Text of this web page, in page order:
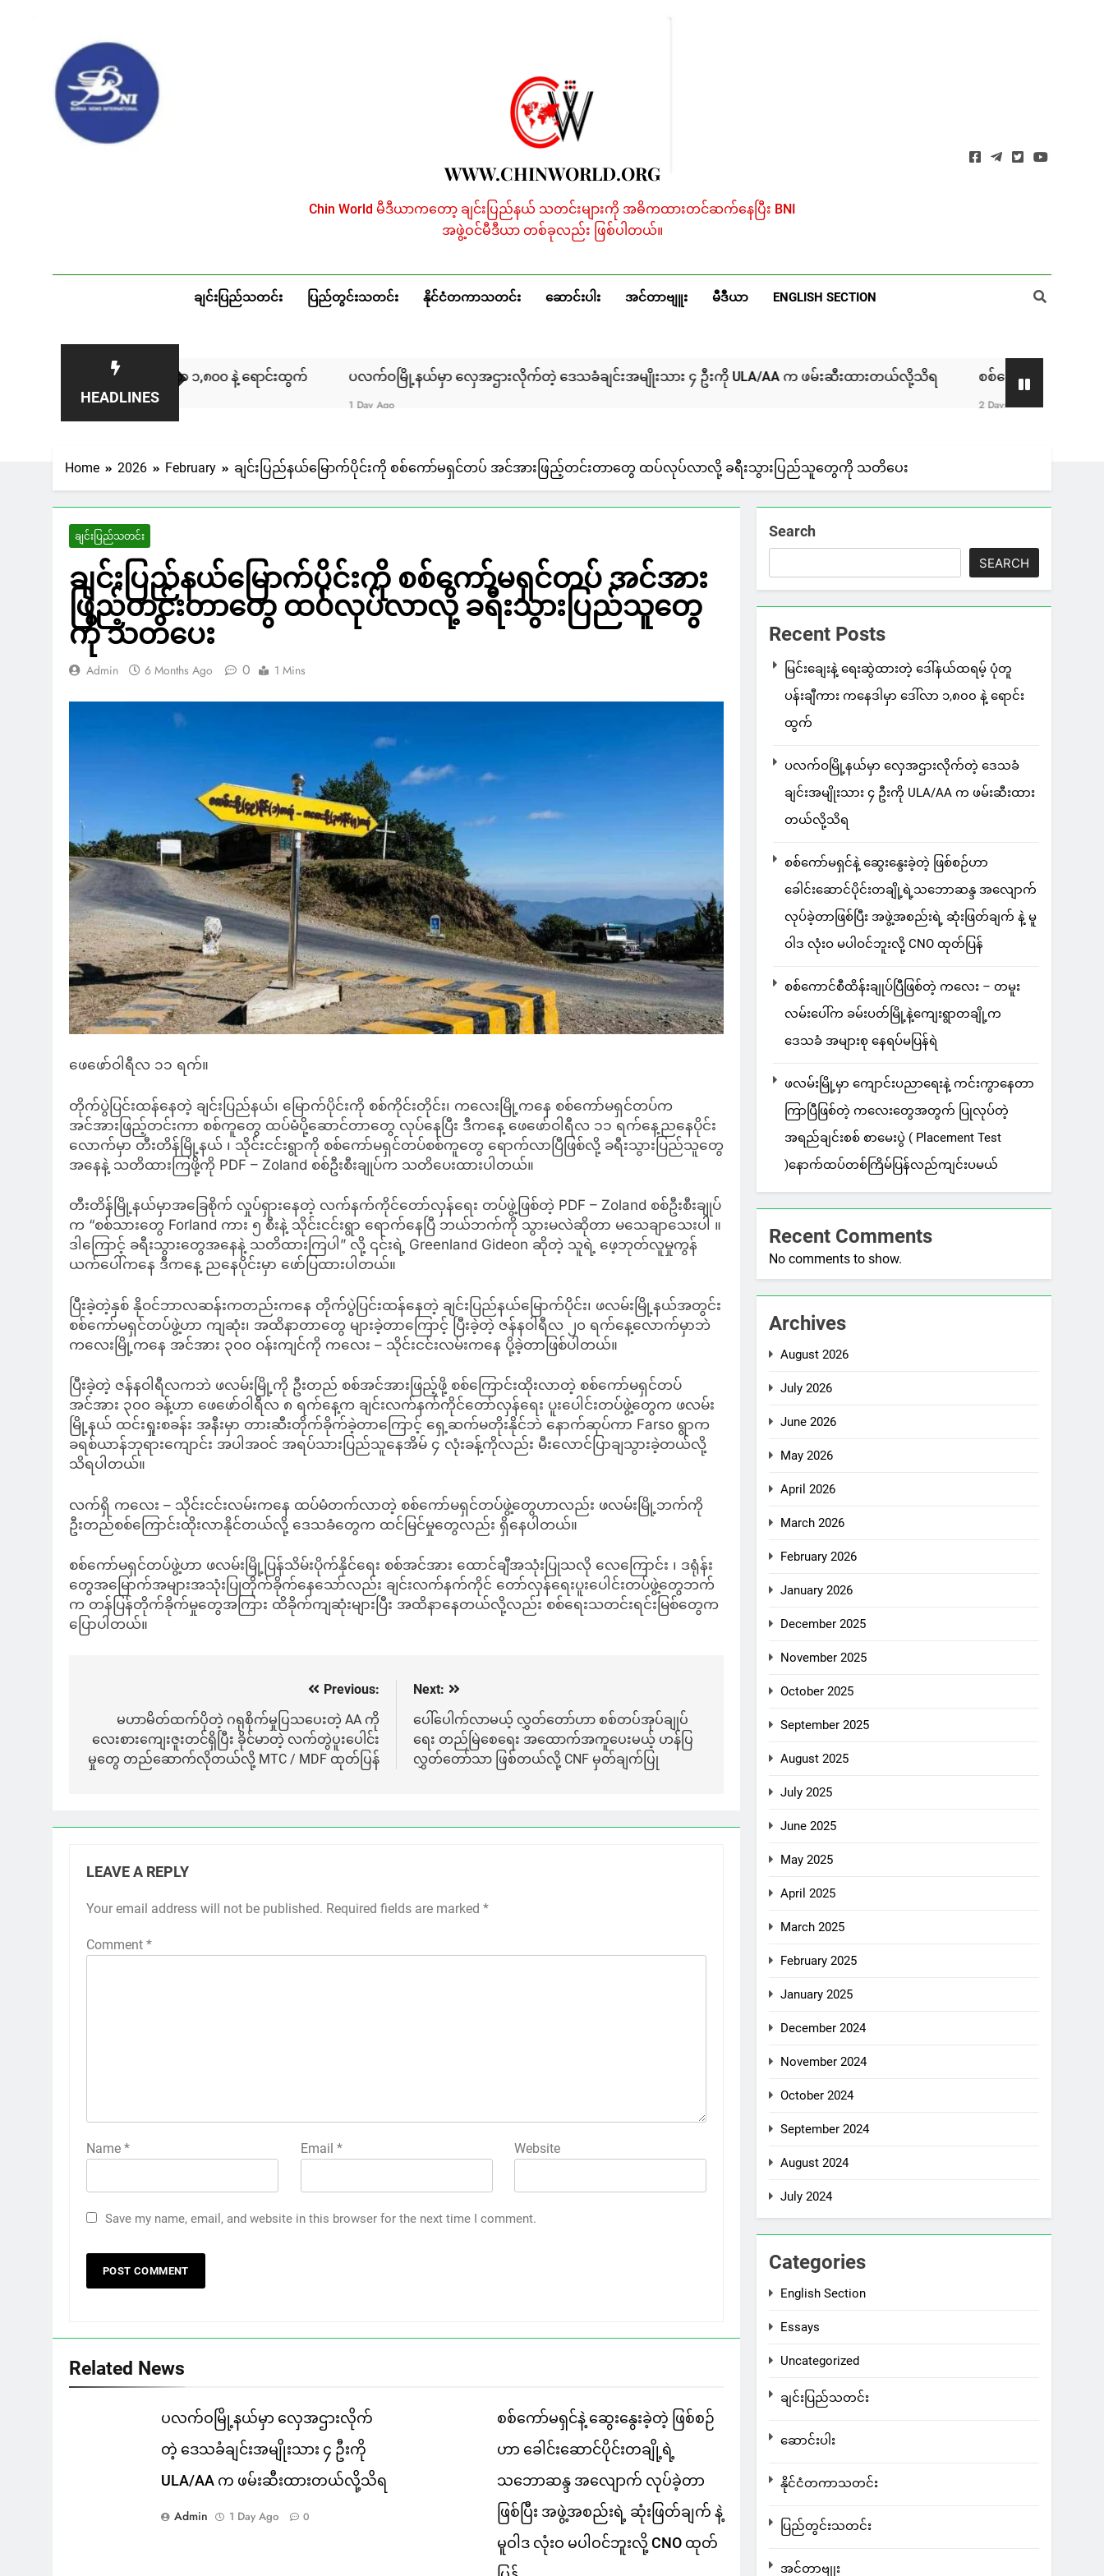
WWW.CHINWORLD.ORG
Chin World မီဒီယာကတော့ ချင်းပြည်နယ် သတင်းများကို အဓိကထားတင်ဆက်နေပြီး BNI
အဖွဲ့ဝင်မီဒီယာ တစ်ခုလည်း ဖြစ်ပါတယ်။
ချင်းပြည်သတင်း ပြည်တွင်းသတင်း နိုင်ငံတကာသတင်း ဆောင်းပါး အင်တာဗျူး မီဒီယာ ENGLISH SECTION
HEADLINES
ကနေဒါမှာ ဒေါ်လာ ၁,၈၀၀ နဲ့ ရောင်းထွက် ပလက်ဝမြို့နယ်မှာ လှေအဌားလိုက်တဲ့ ဒေသခံချင်းအမျိုးသား ၄ ဦးကို ULA/AA က ဖမ်းဆီးထားတယ်လို့သိရ စစ်ကော်မရှင်နဲ့ ဆွေးနွေးခဲ့တဲ့ ဖြစ်
Home 2026 February ချင်းပြည်နယ်မြောက်ပိုင်းကို စစ်ကော်မရှင်တပ် အင်အားဖြည့်တင်းတာတွေ ထပ်လုပ်လာလို့ ခရီးသွားပြည်သူတွေကို သတိပေး
ချင်းပြည်သတင်း
ချင်းပြည်နယ်မြောက်ပိုင်းကို စစ်ကော်မရှင်တပ် အင်အား
ဖြည့်တင်းတာတွေ ထပ်လုပ်လာလို့ ခရီးသွားပြည်သူတွေ
ကို သတိပေး
Admin 6 Months Ago 0 1 Mins
ဖေဖော်ဝါရီလ ၁၁ ရက်။
တိုက်ပွဲပြင်းထန်နေတဲ့ ချင်းပြည်နယ်၊ မြောက်ပိုင်းကို စစ်ကိုင်းတိုင်း၊ ကလေးမြို့ကနေ စစ်ကော်မရှင်တပ်က
အင်အားဖြည့်တင်းကာ စစ်ကူတွေ ထပ်မံပို့ဆောင်တာတွေ လုပ်နေပြီး ဒီကနေ့ ဖေဖော်ဝါရီလ ၁၁ ရက်နေ့ညနေပိုင်း
လောက်မှာ တီးတိန်မြို့နယ် ၊ သိုင်းငင်းရွာကို စစ်ကော်မရှင်တပ်စစ်ကူတွေ ရောက်လာပြီဖြစ်လို့ ခရီးသွားပြည်သူတွေ
အနေနဲ့ သတိထားကြဖို့ကို PDF – Zoland စစ်ဦးစီးချုပ်က သတိပေးထားပါတယ်။
တီးတိန်မြို့နယ်မှာအခြေစိုက် လှုပ်ရှားနေတဲ့ လက်နက်ကိုင်တော်လှန်ရေး တပ်ဖွဲ့ဖြစ်တဲ့ PDF – Zoland စစ်ဦးစီးချုပ်
က “စစ်သားတွေ Forland ကား ၅ စီးနဲ့ သိုင်းငင်းရွာ ရောက်နေပြီ ဘယ်ဘက်ကို သွားမလဲဆိုတာ မသေချာသေးပါ ။
ဒါကြောင့် ခရီးသွားတွေအနေနဲ့ သတိထားကြပါ” လို့ ၎င်းရဲ့ Greenland Gideon ဆိုတဲ့ သူရဲ့ ဖေ့ဘုတ်လူမှုကွန်
ယက်ပေါ်ကနေ ဒီကနေ့ ညနေပိုင်းမှာ ဖော်ပြထားပါတယ်။
ပြီးခဲ့တဲ့နှစ် နိုဝင်ဘာလဆန်းကတည်းကနေ တိုက်ပွဲပြင်းထန်နေတဲ့ ချင်းပြည်နယ်မြောက်ပိုင်း၊ ဖလမ်းမြို့နယ်အတွင်း
စစ်ကော်မရှင်တပ်ဖွဲ့ဟာ ကျဆုံး၊ အထိနာတာတွေ များခဲ့တာကြောင့် ပြီးခဲ့တဲ့ ဇန်နဝါရီလ ၂၀ ရက်နေ့လောက်မှာဘဲ
ကလေးမြို့ကနေ အင်အား ၃၀၀ ဝန်းကျင်ကို ကလေး – သိုင်းငင်းလမ်းကနေ ပို့ခဲ့တာဖြစ်ပါတယ်။
ပြီးခဲ့တဲ့ ဇန်နဝါရီလကဘဲ ဖလမ်းမြို့ကို ဦးတည် စစ်အင်အားဖြည့်ဖို့ စစ်ကြောင်းထိုးလာတဲ့ စစ်ကော်မရှင်တပ်
အင်အား ၃၀၀ ခန့်ဟာ ဖေဖော်ဝါရီလ ၈ ရက်နေ့က ချင်းလက်နက်ကိုင်တော်လှန်ရေး ပူးပေါင်းတပ်ဖွဲ့တွေက ဖလမ်း
မြို့နယ် ထင်းရှုးစခန်း အနီးမှာ တားဆီးတိုက်ခိုက်ခဲ့တာကြောင့် ရှေ့ဆက်မတိုးနိုင်ဘဲ နောက်ဆုပ်ကာ Farso ရွာက
ခရစ်ယာန်ဘုရားကျောင်း အပါအဝင် အရပ်သားပြည်သူနေအိမ် ၄ လုံးခန့်ကိုလည်း မီးလောင်ပြာချသွားခဲ့တယ်လို့
သိရပါတယ်။
လက်ရှိ ကလေး – သိုင်းငင်းလမ်းကနေ ထပ်မံတက်လာတဲ့ စစ်ကော်မရှင်တပ်ဖွဲ့တွေဟာလည်း ဖလမ်းမြို့ဘက်ကို
ဦးတည်စစ်ကြောင်းထိုးလာနိုင်တယ်လို့ ဒေသခံတွေက ထင်မြင်မှုတွေလည်း ရှိနေပါတယ်။
စစ်ကော်မရှင်တပ်ဖွဲ့ဟာ ဖလမ်းမြို့ပြန်သိမ်းပိုက်နိုင်ရေး စစ်အင်အား ထောင်ချီအသုံးပြုသလို လေကြောင်း ၊ ဒရုံန်း
တွေအမြောက်အများအသုံးပြုတိုက်ခိုက်နေသော်လည်း ချင်းလက်နက်ကိုင် တော်လှန်ရေးပူးပေါင်းတပ်ဖွဲ့တွေဘက်
က တန်ပြန်တိုက်ခိုက်မှုတွေအကြား ထိခိုက်ကျဆုံးများပြီး အထိနာနေတယ်လို့လည်း စစ်ရေးသတင်းရင်းမြစ်တွေက
ပြောပါတယ်။
navigation
Previous:
မဟာမိတ်ထက်ပိုတဲ့ ဂရုစိုက်မှုပြသပေးတဲ့ AA ကို
လေးစားကျေးဇူးတင်ရှိပြီး ခိုင်မာတဲ့ လက်တွဲပူးပေါင်း
မှုတွေ တည်ဆောက်လိုတယ်လို့ MTC / MDF ထုတ်ပြန်
Next:
ပေါ်ပေါက်လာမယ့် လွှတ်တော်ဟာ စစ်တပ်အုပ်ချုပ်
ရေး တည်မြဲစေရေး အထောက်အကူပေးမယ့် ဟန်ပြ
လွှတ်တော်သာ ဖြစ်တယ်လို့ CNF မှတ်ချက်ပြု
LEAVE A REPLY
Your email address will not be published. Required fields are marked *
Comment *
Name * Email * Website
Save my name, email, and website in this browser for the next time I comment.
Related News
ပလက်ဝမြို့နယ်မှာ လှေအဌားလိုက်
တဲ့ ဒေသခံချင်းအမျိုးသား ၄ ဦးကို
ULA/AA က ဖမ်းဆီးထားတယ်လို့သိရ
Admin 1 Day Ago 0
စစ်ကော်မရှင်နဲ့ ဆွေးနွေးခဲ့တဲ့ ဖြစ်စဉ်
ဟာ ခေါင်းဆောင်ပိုင်းတချို့ရဲ့
သဘောဆန္ဒ အလျောက် လုပ်ခဲ့တာ
ဖြစ်ပြီး အဖွဲ့အစည်းရဲ့ ဆုံးဖြတ်ချက် နဲ့
မူဝါဒ လုံးဝ မပါဝင်ဘူးလို့ CNO ထုတ်
Search
SEARCH
Recent Posts
မြင်းချေးနဲ့ ရေးဆွဲထားတဲ့ ဒေါ်နယ်ထရမ့် ပုံတူ
ပန်းချီကား ကနေဒါမှာ ဒေါ်လာ ၁,၈၀၀ နဲ့ ရောင်း
ထွက်
ပလက်ဝမြို့နယ်မှာ လှေအဌားလိုက်တဲ့ ဒေသခံ
ချင်းအမျိုးသား ၄ ဦးကို ULA/AA က ဖမ်းဆီးထား
တယ်လို့သိရ
စစ်ကော်မရှင်နဲ့ ဆွေးနွေးခဲ့တဲ့ ဖြစ်စဉ်ဟာ
ခေါင်းဆောင်ပိုင်းတချို့ရဲ့သဘောဆန္ဒ အလျောက်
လုပ်ခဲ့တာဖြစ်ပြီး အဖွဲ့အစည်းရဲ့ ဆုံးဖြတ်ချက် နဲ့ မူ
ဝါဒ လုံးဝ မပါဝင်ဘူးလို့ CNO ထုတ်ပြန်
စစ်ကောင်စီထိန်းချုပ်ပြီဖြစ်တဲ့ ကလေး – တမူး
လမ်းပေါ်က ခမ်းပတ်မြို့နဲ့ကျေးရွာတချို့က
ဒေသခံ အများစု နေရပ်မပြန်ရဲ
ဖလမ်းမြို့မှာ ကျောင်းပညာရေးနဲ့ ကင်းကွာနေတာ
ကြာပြီဖြစ်တဲ့ ကလေးတွေအတွက် ပြုလုပ်တဲ့
အရည်ချင်းစစ် စာမေးပွဲ ( Placement Test
)နောက်ထပ်တစ်ကြိမ်ပြန်လည်ကျင်းပမယ်
Recent Comments
No comments to show.
Archives
August 2026
July 2026
June 2026
May 2026
April 2026
March 2026
February 2026
January 2026
December 2025
November 2025
October 2025
September 2025
August 2025
July 2025
June 2025
May 2025
April 2025
March 2025
February 2025
January 2025
December 2024
November 2024
October 2024
September 2024
August 2024
July 2024
Categories
English Section
Essays
Uncategorized
ချင်းပြည်သတင်း
ဆောင်းပါး
နိုင်ငံတကာသတင်း
ပြည်တွင်းသတင်း
အင်တာဗျုး